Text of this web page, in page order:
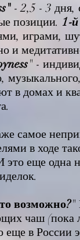
- 2,5 - 3 дня,
позиции. 1-
играми,
и
" -
в домах и
самое
в ходе
еще одна
возможно?"
чаш
в России